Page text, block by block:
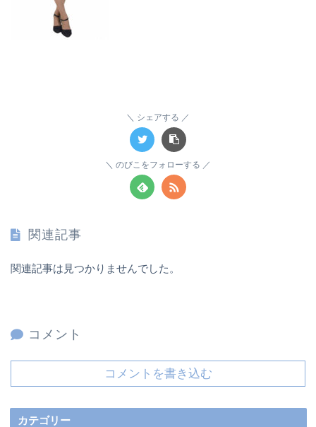
シェアする
のびこをフォローする
関連記事
関連記事は見つかりませんでした。
コメント
コメントを書き込む
カテゴリー